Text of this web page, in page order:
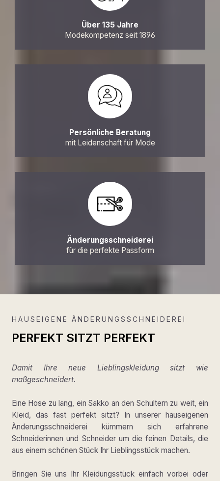
Über 135 Jahre
Modekompetenz seit 1896
Persönliche Beratung
mit Leidenschaft für Mode
Änderungsschneiderei
für die perfekte Passform
HAUSEIGENE ÄNDERUNGSSCHNEIDEREI
PERFEKT SITZT PERFEKT
Damit Ihre neue Lieblingskleidung sitzt wie
maßgeschneidert.
Eine Hose zu lang, ein Sakko an den Schultern zu weit, ein
Kleid, das fast perfekt sitzt? In unserer hauseigenen
Änderungsschneiderei kümmern sich erfahrene
Schneiderinnen und Schneider um die feinen Details, die
aus einem schönen Stück Ihr Lieblingsstück machen.
Bringen Sie uns Ihr Kleidungsstück einfach vorbei oder